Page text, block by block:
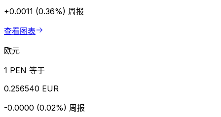
+0.0011 (0.36%) 周报
查看图表
欧元
1 PEN 等于
0.256540 EUR
-0.0000 (0.02%) 周报